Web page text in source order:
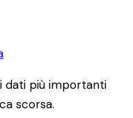
dati più importanti
scorsa.